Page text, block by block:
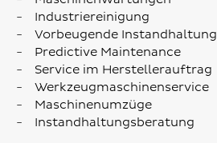
Industriereinigung
Vorbeugende Instandhaltung
Predictive Maintenance
Service im Herstellerauftrag
Werkzeugmaschinenservice
Maschinenumzüge
Instandhaltungsberatung